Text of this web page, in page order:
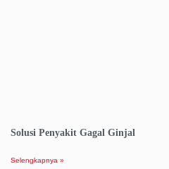
Solusi Penyakit Gagal Ginjal
Selengkapnya »